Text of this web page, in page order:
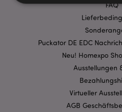
FAQ
Puckator DE EDC
Neu! Homexpo
Ausstellungen
Virtueller
AGB
Unbedingt notwendige
Streng-notwendige-Cookies
Kernfunktionen der Website
Benutzeranmeldung und die
Ohne unbedingt notwendige
Website nicht richtig genutzt